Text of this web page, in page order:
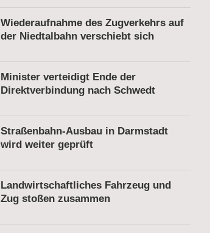
Wiederaufnahme des Zugverkehrs auf
der Niedtalbahn verschiebt sich
Minister verteidigt Ende der
Direktverbindung nach Schwedt
Straßenbahn-Ausbau in Darmstadt
wird weiter geprüft
Landwirtschaftliches Fahrzeug und
Zug stoßen zusammen